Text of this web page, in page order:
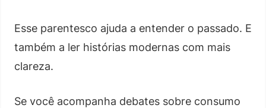
Esse parentesco ajuda a entender o passado. E
também a ler histórias modernas com mais
clareza.
Se você acompanha debates sobre consumo